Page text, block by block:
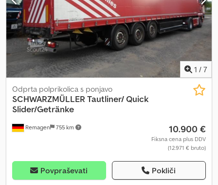
WKESD00000831488 Dimenzija pnevmatik: 385-65 R22.5 Notranja
dolžina: 13.62 m Širina: 2.55 m Notranja širina: 2.48 m Višina: 4.01 m
Notranja višina: 2.72 m
1 / 7
Remagen 755 km
Odprta polprikolica s ponjavo
SCHWARZMÜLLER Tautliner/ Quick
Slider/Getränke
10.900 €
Fiksna cena plus DDV
(12.971 € bruto)
Povpraševati Pokliči